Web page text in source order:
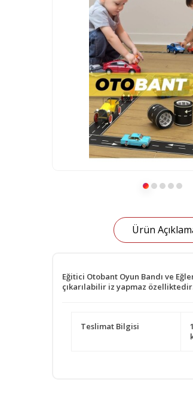
Ürün
Eğitici Otobant Oyun Bandı ve
çıkarılabilir iz yapmaz
Teslimat Bilgisi